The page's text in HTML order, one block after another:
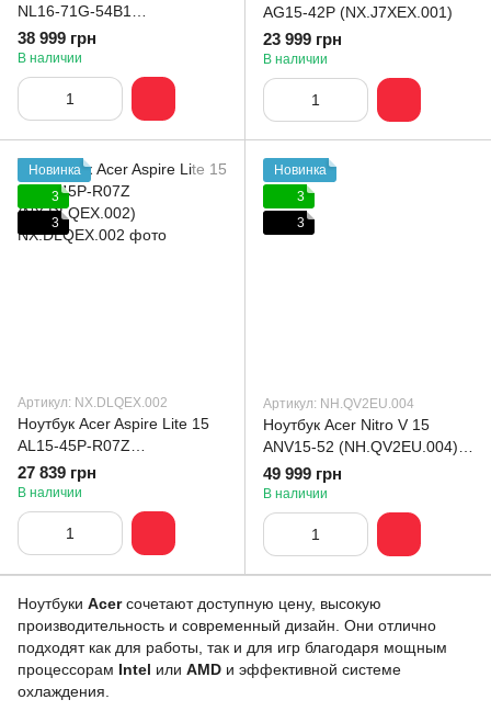
NL16-71G-54B1
(NH.DAAEX.006)
38 999 грн
В наличии
AG15-42P (NX.J7XEX.001)
23 999 грн
В наличии
Новинка
3
3
Артикул: NX.DLQEX.002
Ноутбук Acer Aspire Lite 15
AL15-45P-R07Z
(NX.DLQEX.002)
27 839 грн
В наличии
Новинка
3
3
Артикул: NH.QV2EU.004
Ноутбук Acer Nitro V 15
ANV15-52 (NH.QV2EU.004)
Sidian Black
49 999 грн
В наличии
Ноутбуки Acerсочетают доступную цену, высокую
производительность и современный дизайн. Они отлично
подходят как для работы, так и для игр благодаря мощным
процессорам Intel или AMD и эффективной системе
охлаждения.